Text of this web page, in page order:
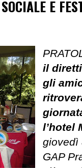
E
il
gli
l’hotel
giovedì
GAP